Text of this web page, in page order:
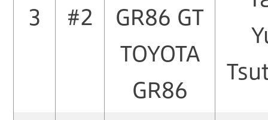
3 #2
GR86 GT
TOYOTA
GR86